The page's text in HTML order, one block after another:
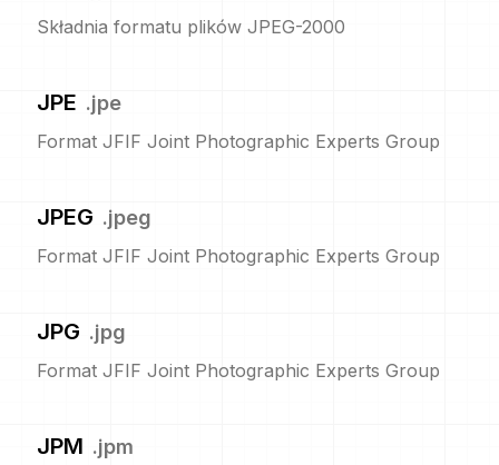
Składnia formatu plików JPEG-2000
JPE .jpe
Format JFIF Joint Photographic Experts Group
JPEG .jpeg
Format JFIF Joint Photographic Experts Group
JPG .jpg
Format JFIF Joint Photographic Experts Group
JPM .jpm